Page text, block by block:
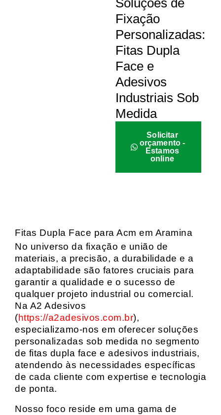
Soluções de
Fixação
Personalizadas:
Fitas Dupla
Face e
Adesivos
Industriais Sob
Medida
Solicitar
orçamento -
Estamos
online
Fitas Dupla Face para Acm em Aramina
No universo da fixação e união de
materiais, a precisão, a durabilidade e a
adaptabilidade são fatores cruciais para
garantir a qualidade e o sucesso de
qualquer projeto industrial ou comercial.
Na A2 Adesivos
(https://a2adesivos.com.br),
especializamo-nos em oferecer soluções
personalizadas sob medida no segmento
de fitas dupla face e adesivos industriais,
atendendo às necessidades específicas
de cada cliente com expertise e tecnologia
de ponta.
Nosso foco reside em uma gama de